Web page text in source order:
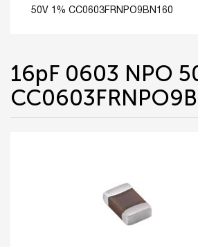
50V 1% CC0603FRNPO9BN160
16pF 0603 NPO